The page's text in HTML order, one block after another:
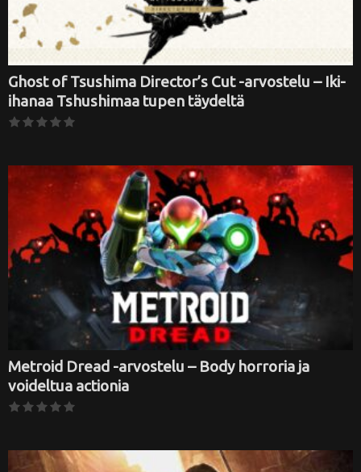
Ghost of Tsushima Director’s Cut -arvostelu – Iki-
ihanaa Tshushimaa tupen täydeltä
Metroid Dread -arvostelu – Body horroria ja
voideltua actionia